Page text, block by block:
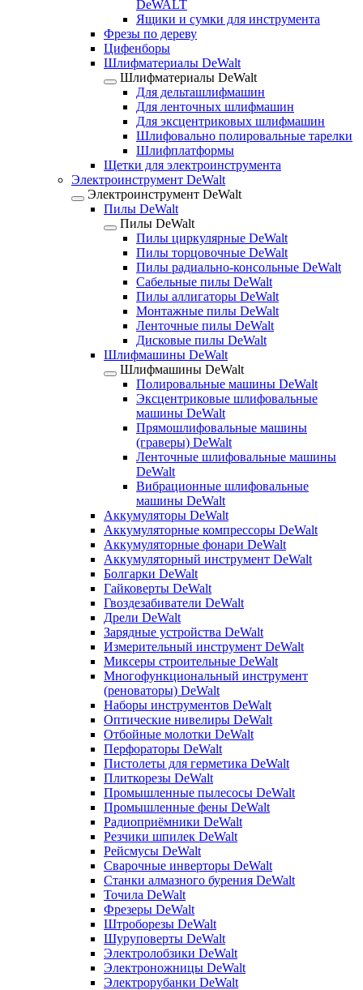
DeWALT
Ящики и сумки для инструмента
Фрезы по дереву
Цифенборы
Шлифматериалы DeWalt
Шлифматериалы DeWalt
Для дельташлифмашин
Для ленточных шлифмашин
Для эксцентриковых шлифмашин
Шлифовально полировальные тарелки
Шлифплатформы
Щетки для электроинструмента
Электроинструмент DeWalt
Электроинструмент DeWalt
Пилы DeWalt
Пилы DeWalt
Пилы циркулярные DeWalt
Пилы торцовочные DeWalt
Пилы радиально-консольные DeWalt
Сабельные пилы DeWalt
Пилы аллигаторы DeWalt
Монтажные пилы DeWalt
Ленточные пилы DeWalt
Дисковые пилы DeWalt
Шлифмашины DeWalt
Шлифмашины DeWalt
Полировальные машины DeWalt
Эксцентриковые шлифовальные
машины DeWalt
Прямошлифовальные машины
(граверы) DeWalt
Ленточные шлифовальные машины
DeWalt
Вибрационные шлифовальные
машины DeWalt
Аккумуляторы DeWalt
Аккумуляторные компрессоры DeWalt
Аккумуляторные фонари DeWalt
Аккумуляторный инструмент DeWalt
Болгарки DeWalt
Гайковерты DeWalt
Гвоздезабиватели DeWalt
Дрели DeWalt
Зарядные устройства DeWalt
Измерительный инструмент DeWalt
Миксеры строительные DeWalt
Многофункциональный инструмент
(реноваторы) DeWalt
Наборы инструментов DeWalt
Оптические нивелиры DeWalt
Отбойные молотки DeWalt
Перфораторы DeWalt
Пистолеты для герметика DeWalt
Плиткорезы DeWalt
Промышленные пылесосы DeWalt
Промышленные фены DeWalt
Радиоприёмники DeWalt
Резчики шпилек DeWalt
Рейсмусы DeWalt
Сварочные инверторы DeWalt
Станки алмазного бурения DeWalt
Точила DeWalt
Фрезеры DeWalt
Штроборезы DeWalt
Шуруповерты DeWalt
Электролобзики DeWalt
Электроножницы DeWalt
Электрорубанки DeWalt